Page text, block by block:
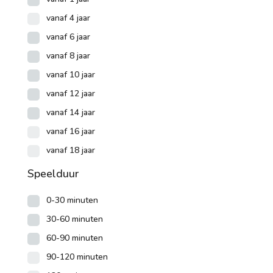
1 speler
2 spelers
7 +
3 spelers
4 spelers
6 spelers
vanaf 4 jaar
vanaf 6 jaar
vanaf 8 jaar
vanaf 10 jaar
vanaf 12 jaar
vanaf 14 jaar
vanaf 16 jaar
vanaf 18 jaar
Speelduur
0-30 minuten
30-60 minuten
60-90 minuten
90-120 minuten